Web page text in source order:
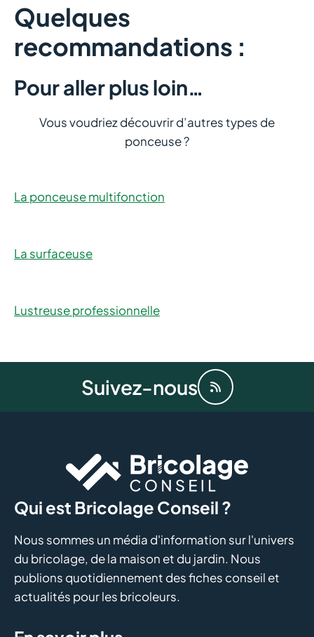
Quelques
recommandations :
Pour aller plus loin…
Vous voudriez découvrir d’autres types de
ponceuse ?
La ponceuse multifonction
La surfaceuse
Lustreuse professionnelle
Suivez-nous
Qui est Bricolage Conseil ?
Nous sommes un média d'information sur l'univers
du bricolage, de la maison et du jardin. Nous
publions quotidiennement des fiches conseil et
actualités pour les bricoleurs.